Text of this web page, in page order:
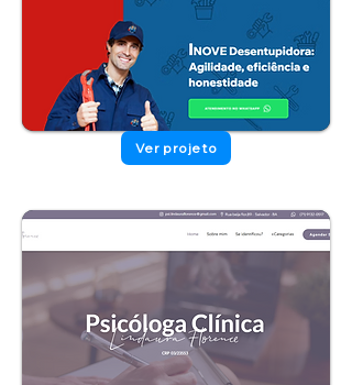
Ver projeto